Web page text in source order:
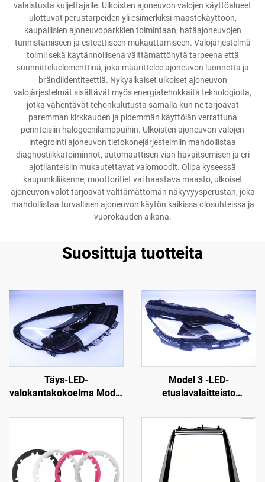
valaistusta kuljettajalle. Ulkoisten ajoneuvon valojen käyttöalueet
ulottuvat perustarpeiden yli esimerkiksi maastokäyttöön,
kaupallisien ajoneuvoparkkien toimintaan, hätäajoneuvojen
tunnistamiseen ja esteettiseen mukauttamiseen. Valojärjestelmä
toimii sekä käytännöllisenä välttämättönytä tarpeena että
suunnitteluelementtinä, joka määrittelee ajoneuvon luonnetta ja
brändiidentiteettiä. Nykyaikaiset ulkoiset ajoneuvon
valojärjestelmät sisältävät myös energiatehokkaita teknologioita,
jotka vähentävät tehonkulutusta samalla kun ne tarjoavat
paremman kirkkauden ja pidemmän käyttöiän verrattuna
perinteisiin halogeenilamppuihin. Ulkoisten ajoneuvon valojen
integrointi ajoneuvon tietokonejärjestelmiin mahdollistaa
diagnostiikkatoiminnot, automaattisen vian havaitsemisen ja eri
ajotilanteisiin mukautettavat valomoodit. Olipa kyseessä
kaupunkiliikenne, moottoritiet vai haastava maasto, ulkoiset
ajoneuvon valot tarjoavat välttämättömän näkyvyysperustan, joka
mahdollistaa turvallisen ajoneuvon käytön kaikissa olosuhteissa ja
vuorokauden aikana.
Suosittuja tuotteita
Täys-LED-
valokantakokoelma Model
alkuperäinen
1514952-10-E,
autoteollisuuden
Model 3 -LED-
etualavalaitteisto